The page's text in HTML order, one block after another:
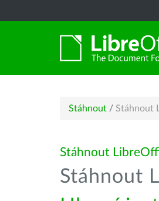
Stáhnout / Stáhnout
Stáhnout
Stáhnout